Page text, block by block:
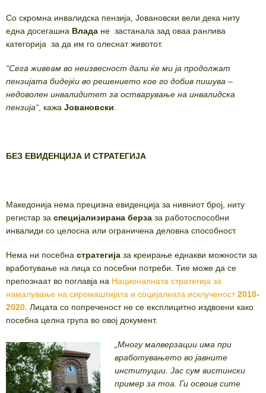
Со скромна инвалидска пензија, Јовановски вели дека ниту
една досегашна Влада не застанала зад оваа ранлива
категорија за да им го олеснат животот.
“Сега живеам во неизвесност дали ќе ми ја продолжат
пензијата бидејќи во решението кое го добив пишува –
недоволен инвалидитет за остварување на инвалидска
пензија“ , кажа Јовановски
БЕЗ ЕВИДЕНЦИЈА И СТРАТЕГИЈА
Македонија нема прецизна евиденција за нивниот број, ниту
регистар за специјализирана берза за работоспособни
инвалиди со целосна или ограничена деловна способност.
Нема ни посебна стратегија за креирање еднакви можности за
вработување на лица со посебни потреби. Тие може да се
препознаат во поглавја на Националната стратегија за
намалување на сиромаштијата и социјалната исклученост2010-
2020 . Лицата со попреченост не се експлицитно издвоени како
посебна целна група во овој документ.
„Многу малверзации има при
вработувањето во јавните
институции. Јас сум вистински
пример за тоа. Ги освоив сите